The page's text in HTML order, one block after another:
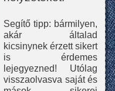
Segítő tipp: bármilyen,
akár általad
kicsinynek érzett sikert
is érdemes
lejegyezned! Utólag
visszaolvasva saját és